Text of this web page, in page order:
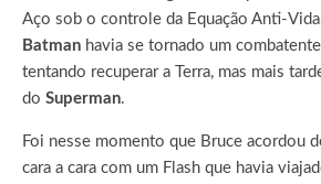
Aço sob o controle da Equação Anti-
Batman havia se tornado um
tentando recuperar a Terra, mas mais
do Superman.
Foi nesse momento que Bruce acordou
cara a cara com um Flash que havia